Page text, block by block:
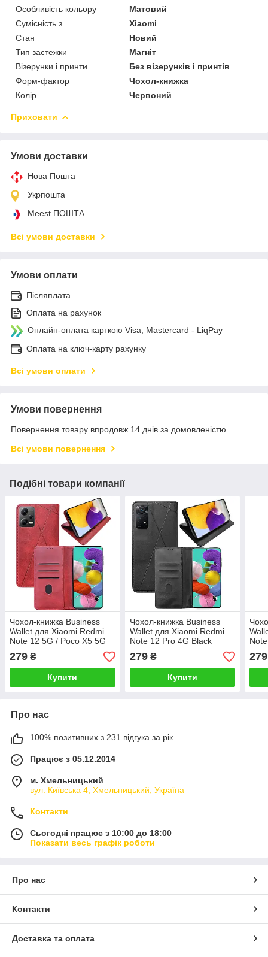
Особливість кольору
Матовий
Сумісність з
Xiaomi
Стан
Новий
Тип застежки
Магніт
Візерунки і принти
Без візерунків і принтів
Форм-фактор
Чохол-книжка
Колір
Червоний
Приховати
Умови доставки
Нова Пошта
Укрпошта
Meest ПОШТА
Всі умови доставки
Умови оплати
Післяплата
Оплата на рахунок
Онлайн-оплата карткою Visa, Mastercard - LiqPay
Оплата на ключ-карту рахунку
Всі умови оплати
Умови повернення
Повернення товару впродовж 14 днів за домовленістю
Всі умови повернення
Подібні товари компанії
Чохол-книжка Business
Wallet для Xiaomi Redmi
Note 12 5G / Poco X5 5G
Red
279 ₴
Купити
Чохол-книжка Business
Wallet для Xiaomi Redmi
Note 12 Pro 4G Black
279₴
Купити
279
Про нас
100% позитивних з 231 відгука за рік
Працює з 05.12.2014
м. Хмельницький
вул. Київська 4, Хмельницький, Україна
Контакти
Сьогодні працює з 10:00 до 18:00
Показати весь графік роботи
Про нас
Контакти
Доставка та оплата